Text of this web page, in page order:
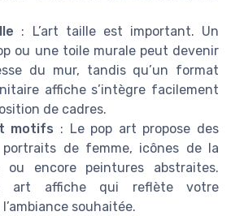
: L’art taille est important. Un
ou une toile murale peut devenir
du mur, tandis qu’un format
affiche s’intègre facilement
de cadres.
motifs : Le pop art propose des
de femme, icônes de la
encore peintures abstraites.
art affiche qui reflète votre
souhaitée.